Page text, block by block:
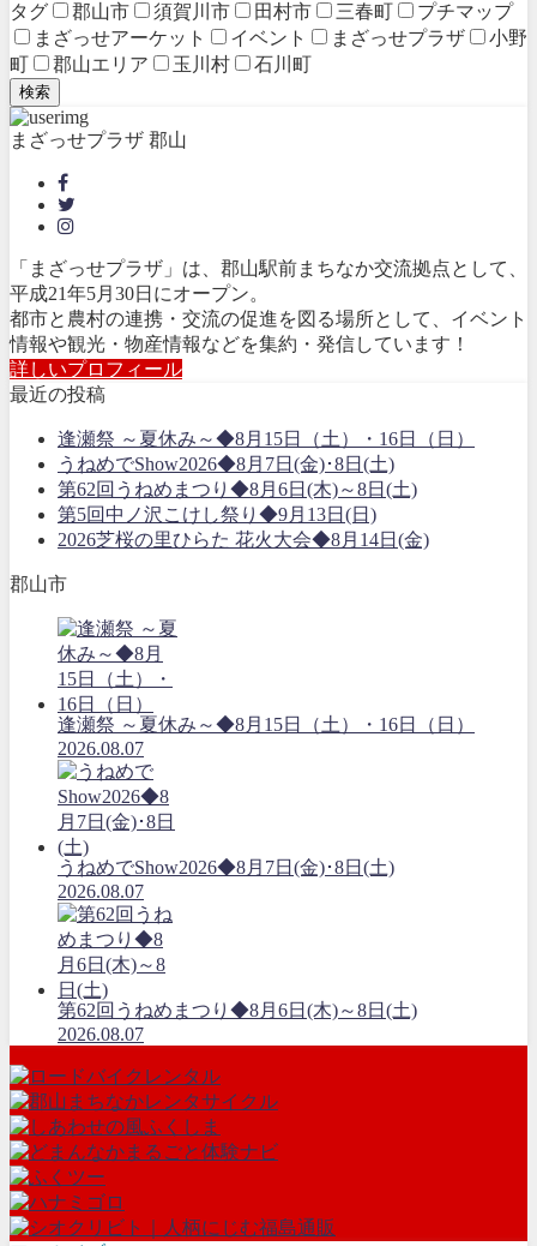
タグ 郡山市 須賀川市 田村市 三春町
プチマップ
まざっせアーケット
イベント まざっせプラザ
小野
町
郡山エリア 玉川村 石川町
検索
まざっせプラザ 郡山
「まざっせプラザ」は、郡山駅前まちなか交流拠点として、
平成21年5月30日にオープン。
都市と農村の連携・交流の促進を図る場所として、イベント
情報や観光・物産情報などを集約・発信しています！
詳しいプロフィール
最近の投稿
逢瀬祭 ～夏休み～◆8月15日（土）・16日（日）
うねめでShow2026◆8月7日(金)･8日(土)
第62回うねめまつり◆8月6日(木)～8日(土)
第5回中ノ沢こけし祭り◆9月13日(日)
2026芝桜の里ひらた 花火大会◆8月14日(金)
郡山市
逢瀬祭 ～夏休み～◆8月15日（土）・16日（日）
2026.08.07
うねめでShow2026◆8月7日(金)･8日(土)
2026.08.07
第62回うねめまつり◆8月6日(木)～8日(土)
2026.08.07